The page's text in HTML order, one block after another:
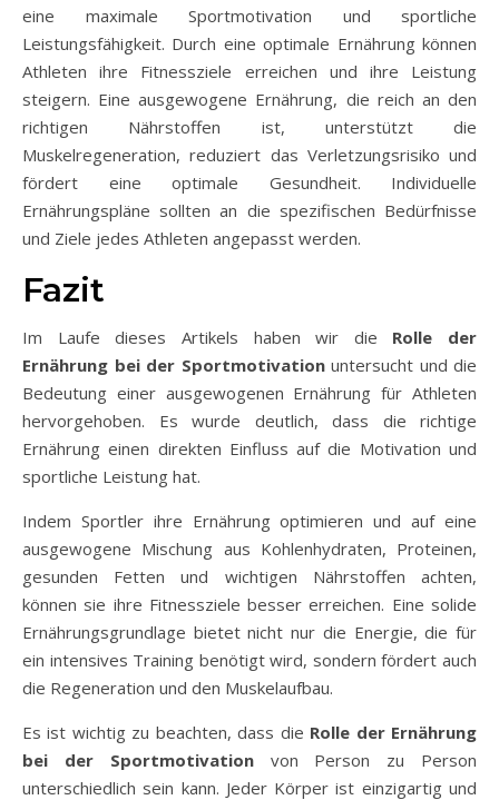
eine maximale Sportmotivation und sportliche
Leistungsfähigkeit. Durch eine optimale Ernährung können
Athleten ihre Fitnessziele erreichen und ihre Leistung
steigern. Eine ausgewogene Ernährung, die reich an den
richtigen Nährstoffen ist, unterstützt die
Muskelregeneration, reduziert das Verletzungsrisiko und
fördert eine optimale Gesundheit. Individuelle
Ernährungspläne sollten an die spezifischen Bedürfnisse
und Ziele jedes Athleten angepasst werden.
Fazit
Im Laufe dieses Artikels haben wir die Rolle der
Ernährung bei der Sportmotivationuntersucht und die
Bedeutung einer ausgewogenen Ernährung für Athleten
hervorgehoben. Es wurde deutlich, dass die richtige
Ernährung einen direkten Einfluss auf die Motivation und
sportliche Leistung hat.
Indem Sportler ihre Ernährung optimieren und auf eine
ausgewogene Mischung aus Kohlenhydraten, Proteinen,
gesunden Fetten und wichtigen Nährstoffen achten,
können sie ihre Fitnessziele besser erreichen. Eine solide
Ernährungsgrundlage bietet nicht nur die Energie, die für
ein intensives Training benötigt wird, sondern fördert auch
die Regeneration und den Muskelaufbau.
Es ist wichtig zu beachten, dass die Rolle der Ernährung
bei der Sportmotivationvon Person zu Person
unterschiedlich sein kann. Jeder Körper ist einzigartig und